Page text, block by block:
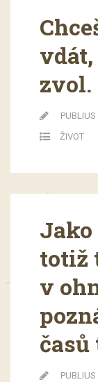
zvol.
ŽIVOT
Jako
totiž
v